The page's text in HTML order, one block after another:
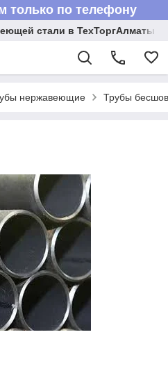
только по телефону
стали в ТехТоргАлматы
нержавеющие Трубы